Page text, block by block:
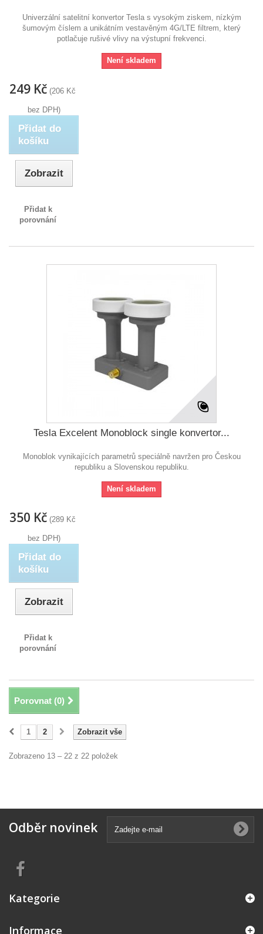
Univerzální satelitní konvertor Tesla s vysokým ziskem, nízkým
šumovým číslem a unikátním vestavěným 4G/LTE filtrem, který
potlačuje rušivé vlivy na výstupní frekvenci.
Není skladem
249 Kč (206 Kč
bez DPH)
Přidat do
košíku
Zobrazit
Přidat k
porovnání
Tesla Excelent Monoblock single konvertor...
Monoblok vynikajících parametrů speciálně navržen pro Českou
republiku a Slovenskou republiku.
Není skladem
350 Kč (289 Kč
bez DPH)
Přidat do
košíku
Zobrazit
Přidat k
porovnání
Porovnat (0)
Zobrazit vše
1 2
Zobrazeno 13 – 22 z 22 položek
Odběr novinek
Kategorie
Informace